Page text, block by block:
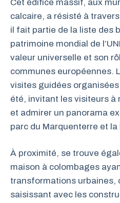
Cet édifice massif, aux
calcaire, a résisté à
il fait partie de la liste des
patrimoine mondial de
valeur universelle et son
communes européennes.
visites guidées
été, invitant les visiteurs à
et admirer un panorama
parc du Marquenterre et la
À proximité, se trouve
maison à colombages
transformations urbaines,
saisissant avec les